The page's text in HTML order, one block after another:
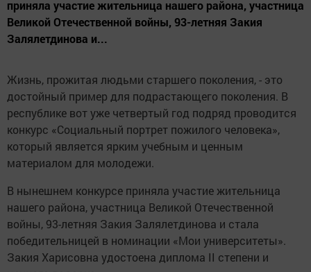
приняла участие жительница нашего района, участница
Великой Отечественной войны, 93-летняя Закия
Залялетдинова и...
Жизнь, прожитая людьми старшего поколения, - это
достойный пример для подрастающего поколения. В
республике вот уже четвертый год подряд проводится
конкурс «Социальный портрет пожилого человека»,
который является ярким учебным и ценным
материалом для молодежи.
В нынешнем конкурсе приняла участие жительница
нашего района, участница Великой Отечественной
войны, 93-летняя Закия Залялетдинова и стала
победительницей в номинации «Мои университеты».
Закия Харисовна удостоена диплома II степени и